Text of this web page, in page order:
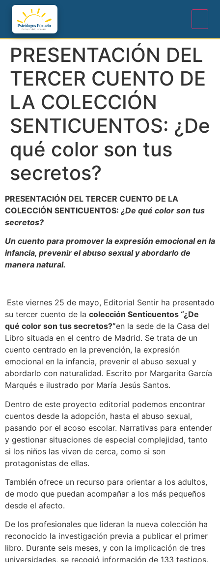
PRESENTACIÓN DEL
TERCER CUENTO DE
LA COLECCIÓN
SENTICUENTOS: ¿De
qué color son tus
secretos?
PRESENTACIÓN DEL TERCER CUENTO DE LA
COLECCIÓN SENTICUENTOS: ¿De qué color son tus
secretos?
Un cuento para promover la expresión emocional en la
infancia, prevenir el abuso sexual y abordarlo de
manera natural.
Este viernes 25 de mayo, Editorial Sentir ha presentado
su tercer cuento de la colección Senticuentos “¿De
qué color son tus secretos?”en la sede de la Casa del
Libro situada en el centro de Madrid. Se trata de un
cuento centrado en la prevención, la expresión
emocional en la infancia, prevenir el abuso sexual y
abordarlo con naturalidad. Escrito por Margarita García
Marqués e ilustrado por María Jesús Santos.
Dentro de este proyecto editorial podemos encontrar
cuentos desde la adopción, hasta el abuso sexual,
pasando por el acoso escolar. Narrativas para entender
y gestionar situaciones de especial complejidad, tanto
si los niños las viven de cerca, como si son
protagonistas de ellas.
También ofrece un recurso para orientar a los adultos,
de modo que puedan acompañar a los más pequeños
desde el afecto.
De los profesionales que lideran la nueva colección ha
reconocido la investigación previa a publicar el primer
libro. Durante seis meses, y con la implicación de tres
universidades, se recogió información de 133 testigos.